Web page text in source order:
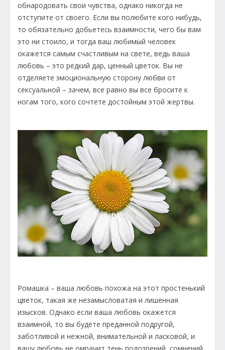
обнародовать свои чувства, однако никогда не
отступите от своего. Если вы полюбите кого нибудь,
то обязательно добьетесь взаимности, чего бы вам
это ни стоило, и тогда ваш любимый человек
окажется самым счастливым на свете, ведь ваша
любовь – это редкий дар, ценный цветок. Вы не
отделяете эмоциональную сторону любви от
сексуальной – зачем, все равно вы все бросите к
ногам того, кого сочтете достойным этой жертвы.
Ромашка – ваша любовь похожа на этот простенький
цветок, такая же незамысловатая и лишенная
изысков. Однако если ваша любовь окажется
взаимной, то вы будете преданной подругой,
заботливой и нежной, внимательной и ласковой, и